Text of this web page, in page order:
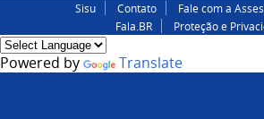
Sisu Contato
Fale com a
Fala.BR
Proteção e
Powered by Translate